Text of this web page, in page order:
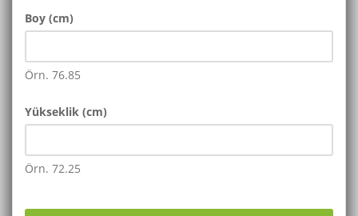
Boy (cm)
Örn. 76.85
Yükseklik (cm)
Örn. 72.25